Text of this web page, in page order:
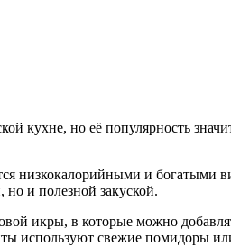
кухне, но её популярность
низкокалорийными и
и полезной закуской.
икры, в которые можно
используют свежие помидоры